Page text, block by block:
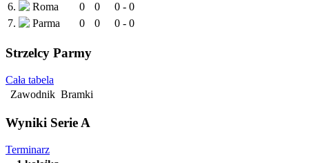
6.
Roma 0 0
0 - 0
7.
Parma 0 0 0 - 0
Strzelcy Parmy
Cała tabela
Zawodnik Bramki
Wyniki Serie A
Terminarz